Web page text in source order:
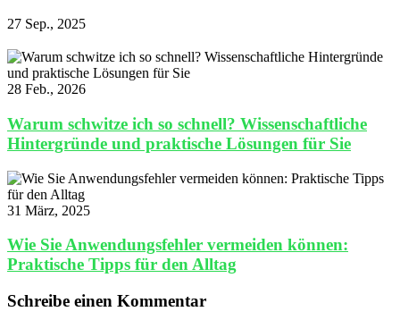
27 Sep., 2025
28 Feb., 2026
Warum schwitze ich so schnell? Wissenschaftliche
Hintergründe und praktische Lösungen für Sie
31 März, 2025
Wie Sie Anwendungsfehler vermeiden können:
Praktische Tipps für den Alltag
Schreibe einen Kommentar